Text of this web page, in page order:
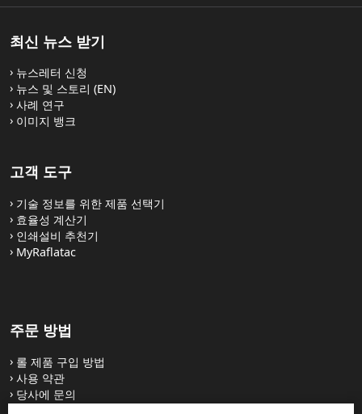
최신 뉴스 받기
뉴스레터 신청
뉴스 및 스토리 (EN)
사례 연구
이미지 뱅크
고객 도구
기술 정보를 위한 제품 선택기
효율성 계산기
인쇄설비 추천기
MyRaflatac
주문 방법
롤 제품 구입 방법
사용 약관
당사에 문의